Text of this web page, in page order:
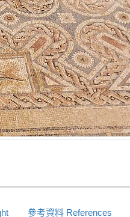
參考資料 References